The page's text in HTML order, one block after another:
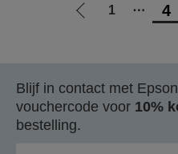
Ga
1 ⋯ 4
Blijf in contact met
vouchercode voor 10%
bestelling.